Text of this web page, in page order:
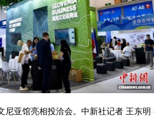
尼亚馆亮相投洽会。中新社记者 王东明